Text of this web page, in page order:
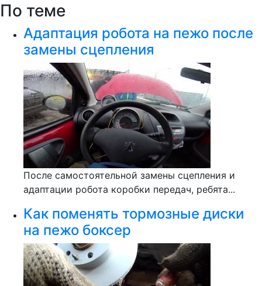
По теме
Адаптация робота на пежо после
замены сцепления
После самостоятельной замены сцепления и
адаптации робота коробки передач, ребята...
Как поменять тормозные диски
на пежо боксер